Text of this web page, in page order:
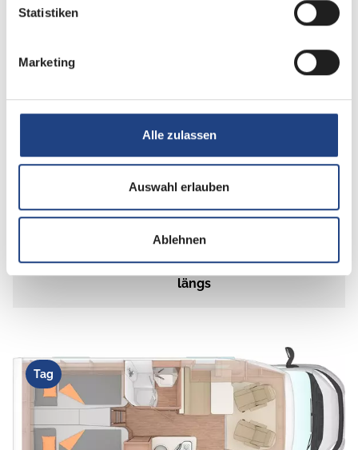
Statistiken
Marketing
Alle zulassen
Auswahl erlauben
Ablehnen
Gurt
Sitzgruppe Mittelsitzgruppe
Infrastruktur Küche, WC
Betten
Einzelbett, Doppelbett
längs
Tag